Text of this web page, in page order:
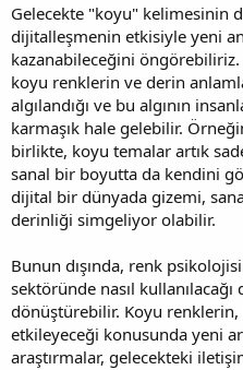
Gelecekte "koyu" kelimesinin
dijitalleşmenin etkisiyle yeni
kazanabileceğini
koyu renklerin ve derin
algılandığı ve bu algının
karmaşık hale gelebilir.
birlikte, koyu temalar artık
sanal bir boyutta da kendini
dijital bir dünyada gizemi,
derinliği simgeliyor olabilir.
Bunun dışında, renk
sektöründe nasıl kullanılacağı
dönüştürebilir. Koyu renklerin,
etkileyeceği konusunda yeni
araştırmalar, gelecekteki